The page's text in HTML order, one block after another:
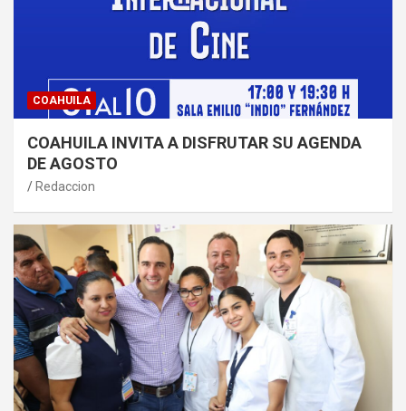
COAHUILA
COAHUILA INVITA A DISFRUTAR SU AGENDA
DE AGOSTO
Redaccion